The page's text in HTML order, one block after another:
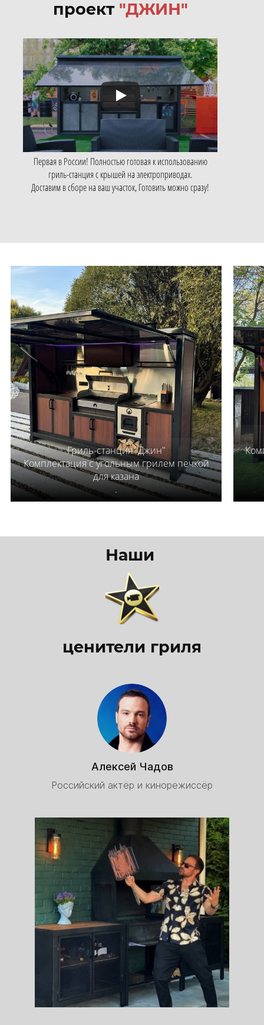
проект "ДЖИН"
Первая в России! Полностью готовая к использованию
гриль-станция с крышей на электроприводах.
Доставим в сборе на ваш участок, Готовить можно сразу!
Гриль-станция "Джин"
Комплектация с угольным грилем печкой
для казана
.
Наши
ценители гриля
Алексей Чадов
Российский актёр и кинорежиссёр